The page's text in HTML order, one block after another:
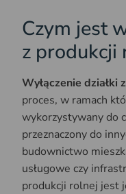
Czym jest
z produkcji
Wyłączenie działki
proces, w ramach
wykorzystywany do
przeznaczony do
budownictwo
usługowe czy
produkcji rolnej jest